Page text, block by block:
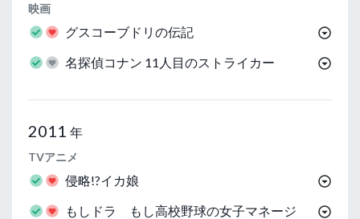
映画
グスコーブドリの伝記
名探偵コナン 11人目のストライカー
2011 年
TVアニメ
侵略!?イカ娘
もしドラ もし高校野球の女子マネージ